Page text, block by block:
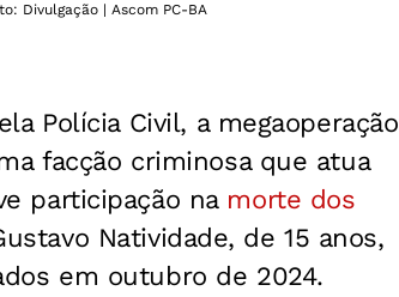
Divulgação | Ascom PC-BA
Polícia Civil, a megaoperação
facção criminosa que atua
participação na morte dos
Natividade, de 15 anos,
em outubro de 2024.